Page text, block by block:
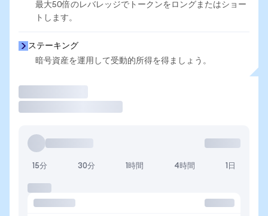
最大50倍のレバレッジでトークンをロングまたはショー
トします。
ステーキング
暗号資産を運用して受動的所得を得ましょう。
15分 30分 1時間 4時間 1日